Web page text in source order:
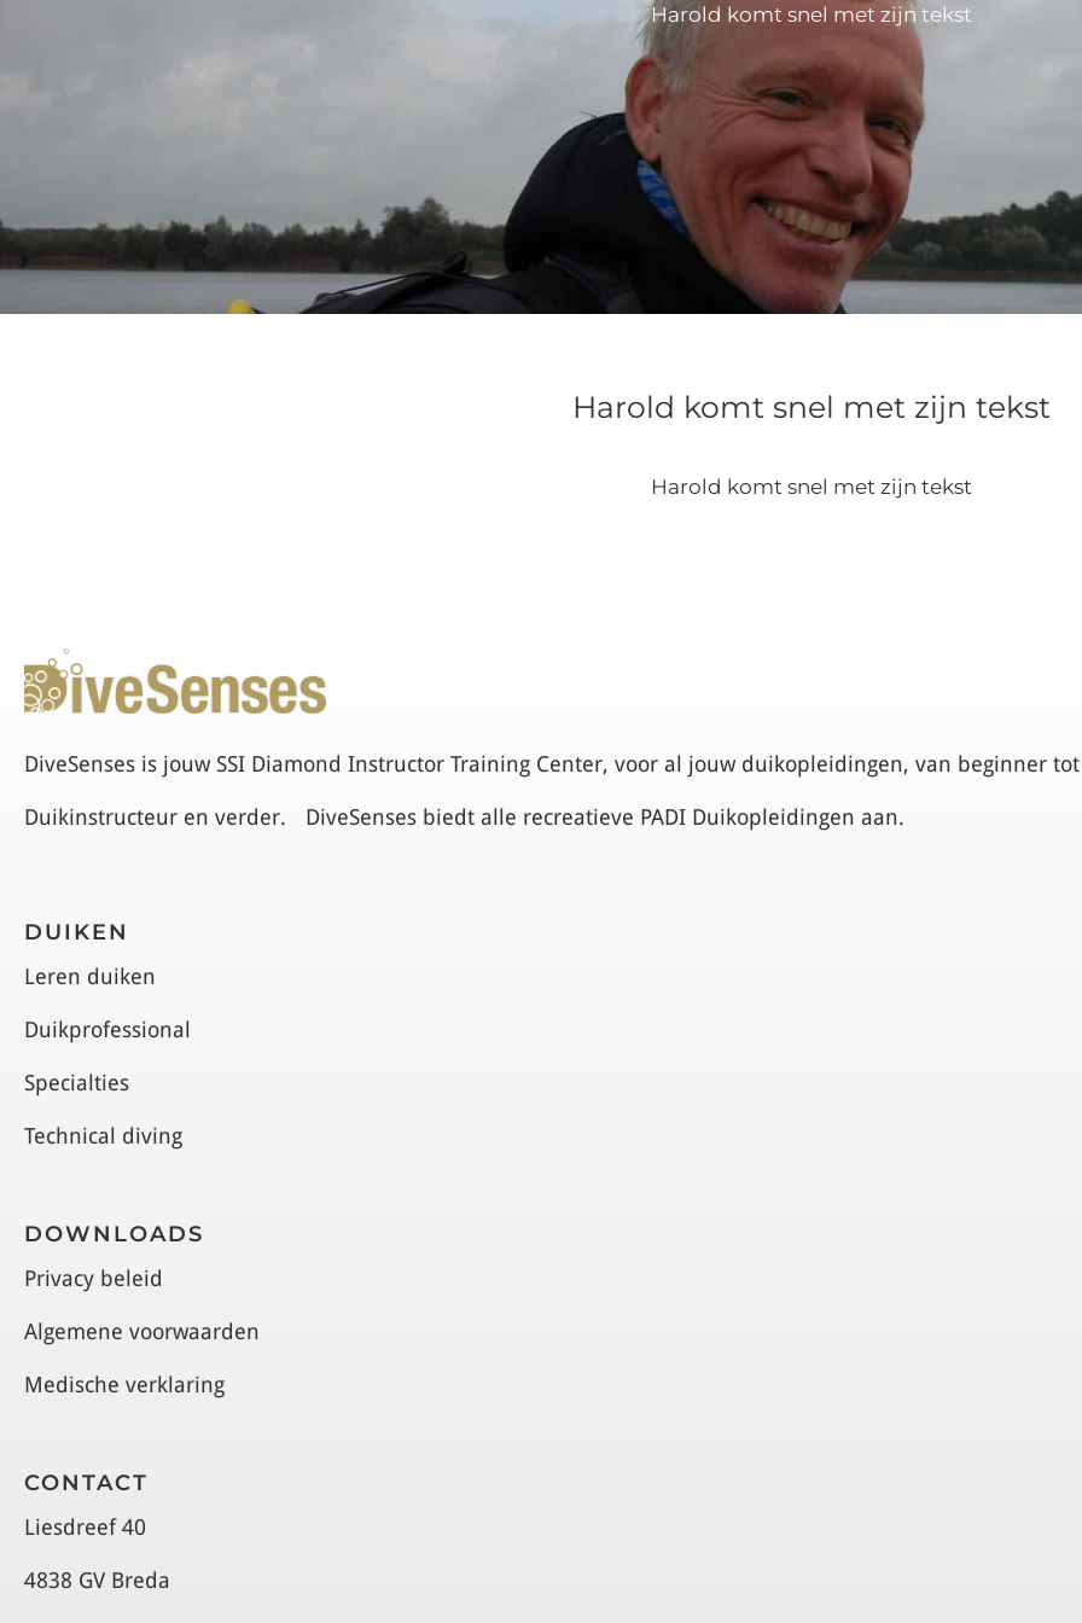
Harold komt snel met zijn tekst
Harold komt snel met zijn tekst
Harold komt snel met zijn tekst
DiveSenses is jouw SSI Diamond Instructor Training Center, voor al jouw duikopleidingen, van beginner tot
Duikinstructeur en verder. DiveSenses biedt alle recreatieve PADI Duikopleidingen aan.
DUIKEN
Leren duiken
Duikprofessional
Specialties
Technical diving
DOWNLOADS
Privacy beleid
Algemene voorwaarden
Medische verklaring
CONTACT
Liesdreef 40
4838 GV Breda